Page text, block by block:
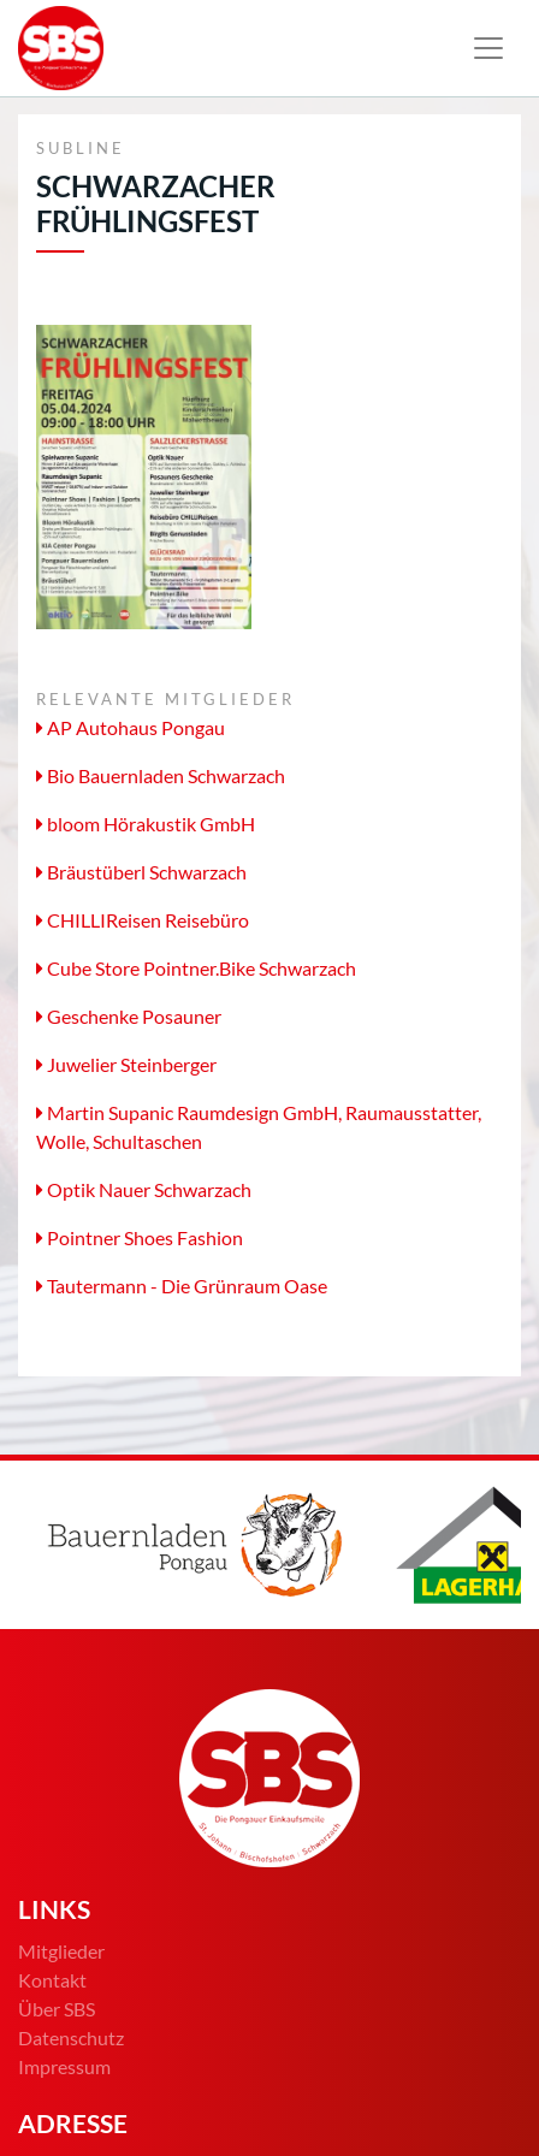
SUBLINE
SCHWARZACHER
FRÜHLINGSFEST
RELEVANTE MITGLIEDER
AP Autohaus Pongau
Bio Bauernladen Schwarzach
bloom Hörakustik GmbH
Bräustüberl Schwarzach
CHILLIReisen Reisebüro
Cube Store Pointner.Bike Schwarzach
Geschenke Posauner
Juwelier Steinberger
Martin Supanic Raumdesign GmbH, Raumausstatter,
Wolle, Schultaschen
Optik Nauer Schwarzach
Pointner Shoes Fashion
Tautermann - Die Grünraum Oase
LINKS
Mitglieder
Kontakt
Über SBS
Datenschutz
Impressum
ADRESSE